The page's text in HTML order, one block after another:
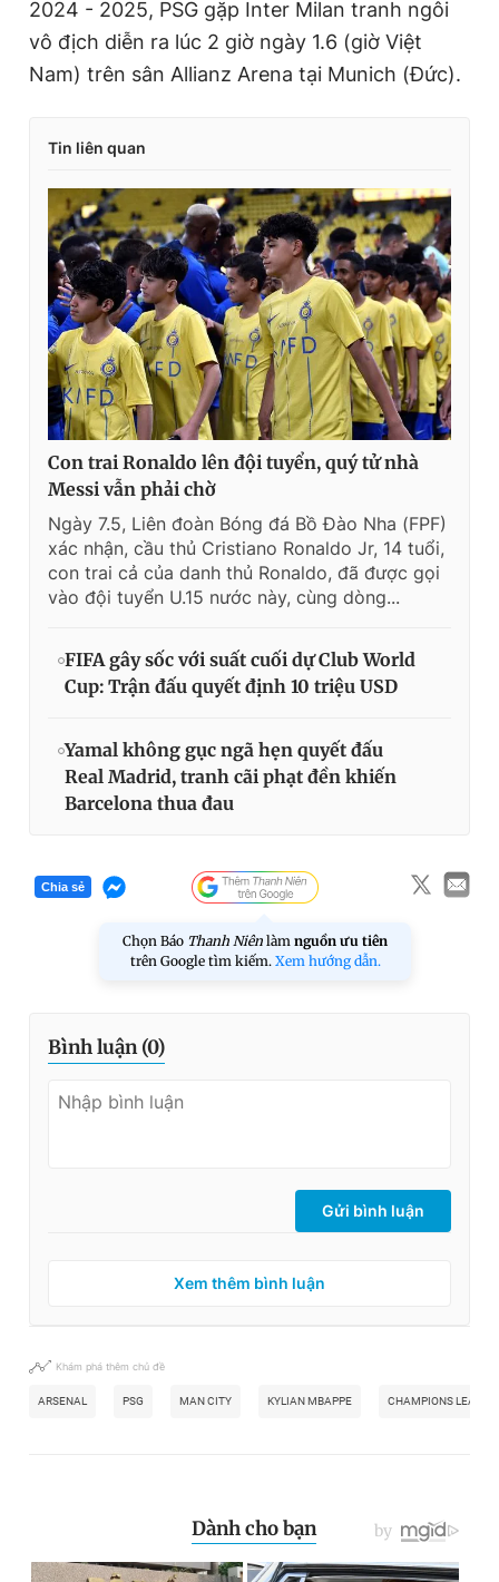
2024 - 2025, PSG gặp Inter Milan tranh ngôi
vô địch diễn ra lúc 2 giờ ngày 1.6 (giờ Việt
Nam) trên sân Allianz Arena tại Munich (Đức).
Tin liên quan
Con trai Ronaldo lên đội tuyển, quý tử nhà
Messi vẫn phải chờ
Ngày 7.5, Liên đoàn Bóng đá Bồ Đào Nha (FPF)
xác nhận, cầu thủ Cristiano Ronaldo Jr, 14 tuổi,
con trai cả của danh thủ Ronaldo, đã được gọi
vào đội tuyển U.15 nước này, cùng dòng...
FIFA gây sốc với suất cuối dự Club World
Cup: Trận đấu quyết định 10 triệu USD
Yamal không gục ngã hẹn quyết đấu
Real Madrid, tranh cãi phạt đền khiến
Barcelona thua đau
Chia sẻ
Chọn Báo Thanh Niên làm nguồn ưu tiên
trên Google tìm kiếm. Xem hướng dẫn.
Bình luận (0)
Gửi bình luận
Xem thêm bình luận
Khám phá thêm chủ đề
ARSENAL PSG MAN CITY KYLIAN MBAPPE CHAMPIONS LEAGUE